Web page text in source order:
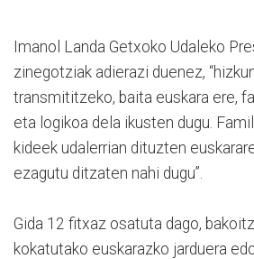
Imanol Landa Getxoko Udaleko
zinegotziak adierazi duenez,
transmititzeko, baita euskara ere,
eta logikoa dela ikusten dugu.
kideek udalerrian dituzten
ezagutu ditzaten nahi dugu”.
Gida 12 fitxaz osatuta dago,
kokatutako euskarazko jarduera